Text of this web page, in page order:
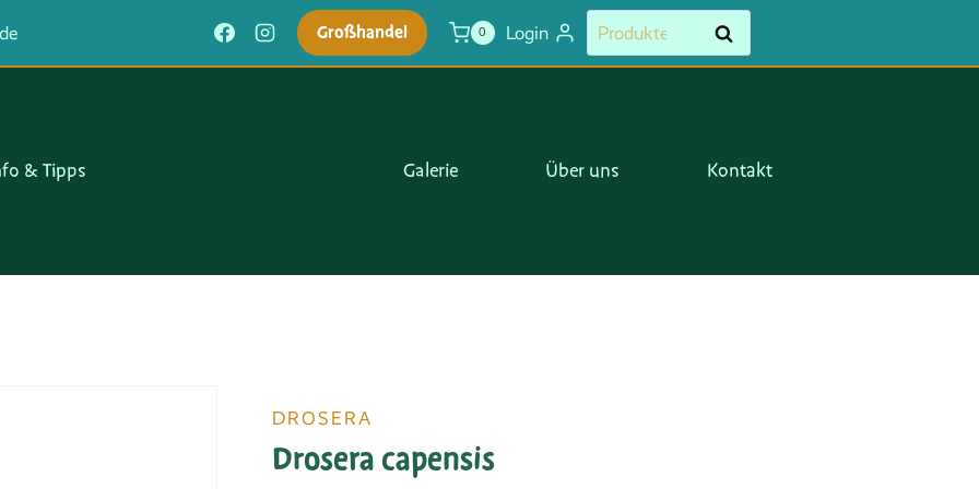
Großhandel 0 Login
Suchen
nach:
Suchen
& Tipps Galerie Über uns Kontakt
DROSERA
Drosera capensisﾠ
ﾠ
Menge